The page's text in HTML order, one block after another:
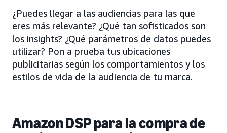
¿Puedes llegar a las audiencias para las que
eres más relevante? ¿Qué tan sofisticados son
los insights? ¿Qué parámetros de datos puedes
utilizar? Pon a prueba tus ubicaciones
publicitarias según los comportamientos y los
estilos de vida de la audiencia de tu marca.
Amazon DSP para la compra de